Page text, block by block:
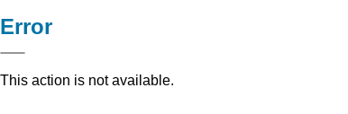
Error
This action is not available.